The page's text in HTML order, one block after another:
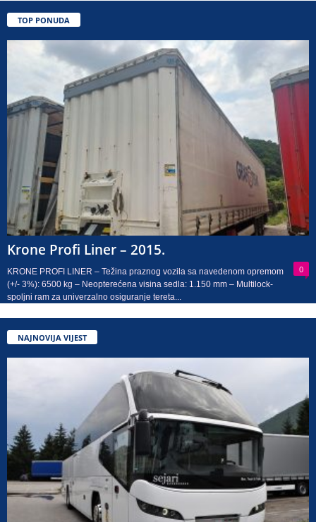
TOP PONUDA
Krone Profi Liner – 2015.
0
KRONE PROFI LINER – Težina praznog vozila sa navedenom opremom
(+/- 3%): 6500 kg – Neopterećena visina sedla: 1.150 mm – Multilock-
spoljni ram za univerzalno osiguranje tereta...
NAJNOVIJA VIJEST